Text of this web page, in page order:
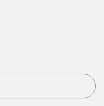
tilmelde dig som medlem